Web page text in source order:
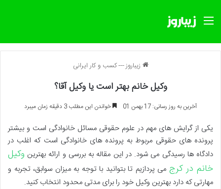
منو
زیباروز---کسب و کار ایرانی
وکیل خانم بهتر است یا وکیل آقا؟
آخرین به روز رسانی: 17 بهمن 01 خواندن این مطلب 3 دقیقه زمان میبرد
یکی از گرایش های مهم در علوم حقوقی مسائل خانوادگی است و بیشتر
پرونده های حقوقی مربوط به پرونده های خانوادگی است که اغلب در
دادگاه ها رسیدگی می شود. در این مقاله به بررسی و ارائه بهترین وکیل
خانم در کرج می پردازیم تا بتوانید با توجه به میزان سوابق، تجربه و
مهارتی که دارد بهترین وکیل خود را برای مدتی محدود انتخاب کنید.